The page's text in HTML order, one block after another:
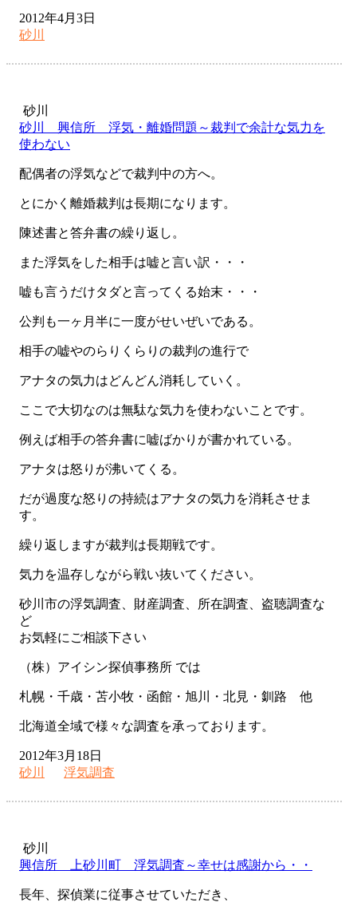
2012年4月3日
砂川
砂川
砂川 興信所 浮気・離婚問題～裁判で余計な気力を
使わない
配偶者の浮気などで裁判中の方へ。
とにかく離婚裁判は長期になります。
陳述書と答弁書の繰り返し。
また浮気をした相手は嘘と言い訳・・・
嘘も言うだけタダと言ってくる始末・・・
公判も一ヶ月半に一度がせいぜいである。
相手の嘘やのらりくらりの裁判の進行で
アナタの気力はどんどん消耗していく。
ここで大切なのは無駄な気力を使わないことです。
例えば相手の答弁書に嘘ばかりが書かれている。
アナタは怒りが沸いてくる。
だが過度な怒りの持続はアナタの気力を消耗させま
す。
繰り返しますが裁判は長期戦です。
気力を温存しながら戦い抜いてください。
砂川市の浮気調査、財産調査、所在調査、盗聴調査な
ど
お気軽にご相談下さい
（株）アイシン探偵事務所 では
札幌・千歳・苫小牧・函館・旭川・北見・釧路 他
北海道全域で様々な調査を承っております。
2012年3月18日
砂川
浮気調査
砂川
興信所 上砂川町 浮気調査～幸せは感謝から・・
長年、探偵業に従事させていただき、